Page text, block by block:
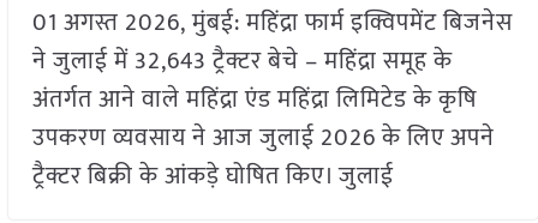
01 अगस्त 2026, मुंबई: महिंद्रा फार्म इक्विपमेंट बिजनेस
ने जुलाई में 32,643 ट्रैक्टर बेचे – महिंद्रा समूह के
अंतर्गत आने वाले महिंद्रा एंड महिंद्रा लिमिटेड के कृषि
उपकरण व्यवसाय ने आज जुलाई 2026 के लिए अपने
ट्रैक्टर बिक्री के आंकड़े घोषित किए। जुलाई